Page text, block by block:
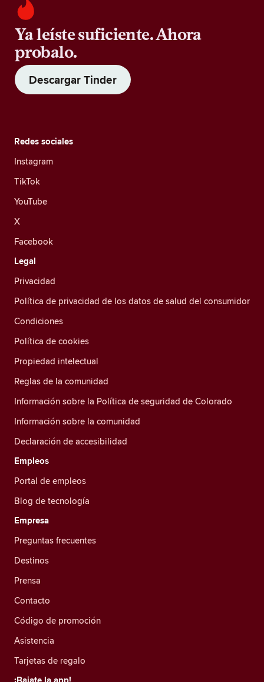
Ya leíste suficiente. Ahora
probalo.
Descargar Tinder
Redes sociales
Instagram
TikTok
YouTube
X
Facebook
Legal
Privacidad
Política de privacidad de los datos de salud del consumidor
Condiciones
Política de cookies
Propiedad intelectual
Reglas de la comunidad
Información sobre la Política de seguridad de Colorado
Información sobre la comunidad
Declaración de accesibilidad
Empleos
Portal de empleos
Blog de tecnología
Empresa
Preguntas frecuentes
Destinos
Prensa
Contacto
Código de promoción
Asistencia
Tarjetas de regalo